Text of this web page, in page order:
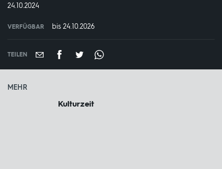
DATUM:
24.10.2024
VERFÜGBAR bis 24.10.2026
TEILEN
MEHR
Kulturzeit